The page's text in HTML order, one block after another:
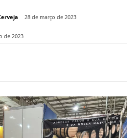
28 de março de 2023
de 2023